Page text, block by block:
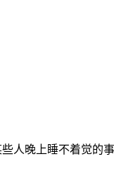
人晚上睡不着觉的